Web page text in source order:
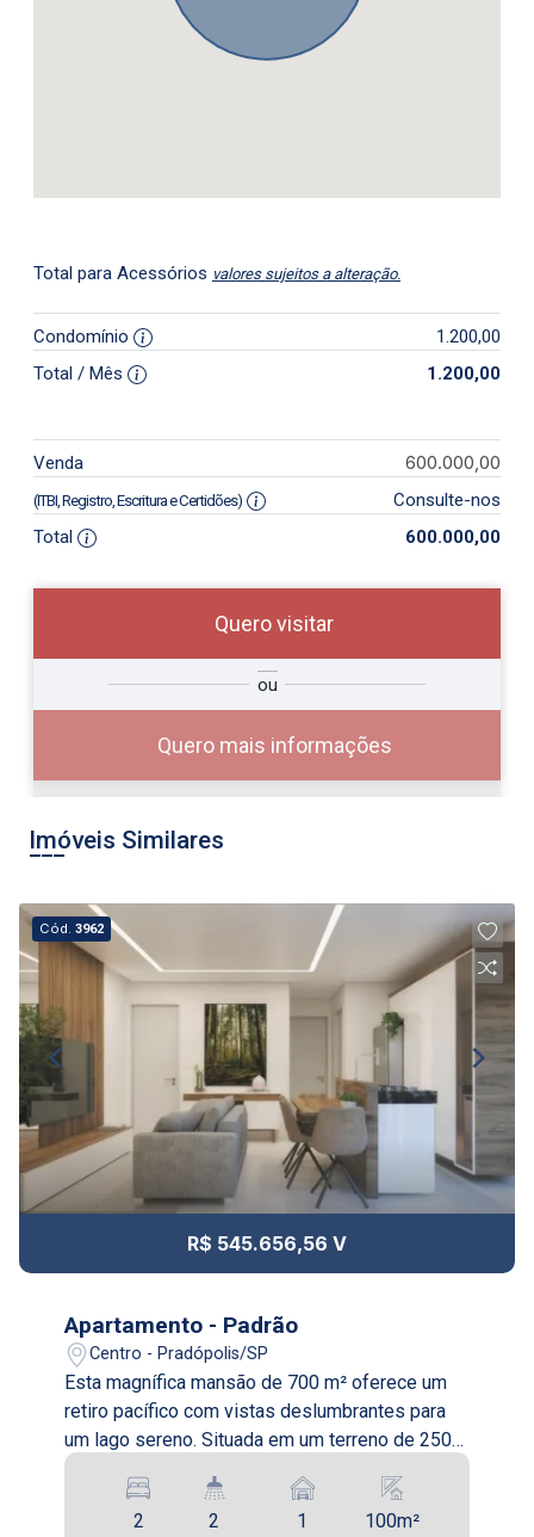
Total para Acessórios valores sujeitos a alteração.
Condomínio
1.200,00
Total / Mês
1.200,00
Venda 600.000,00
(ITBI, Registro, Escritura e Certidões)
Consulte-nos
Total
600.000,00
Quero visitar
ou
Quero mais informações
Qual o melhor dia e horário para
você?
10
11
Aug/Tue
12
Aug/Wed
13
Aug/Thu
Aug/Fri
17
Aug/Mon
08:00
09:00
10:00
11:00
12:00
13:00
Continuar
Imóveis Similares
Cód.3962
R$ 545.656,56 V
Apartamento - Padrão
Centro - Pradópolis/SP
Esta magnífica mansão de 700 m² oferece um
retiro pacífico com vistas deslumbrantes para
um lago sereno. Situada em um terreno de 2500
m², a casa combina luxo com um ambiente
acolhedor e relaxante. A entrada imponente
conduz a uma sala de estar com tetos altos e
2
2
1
100m²